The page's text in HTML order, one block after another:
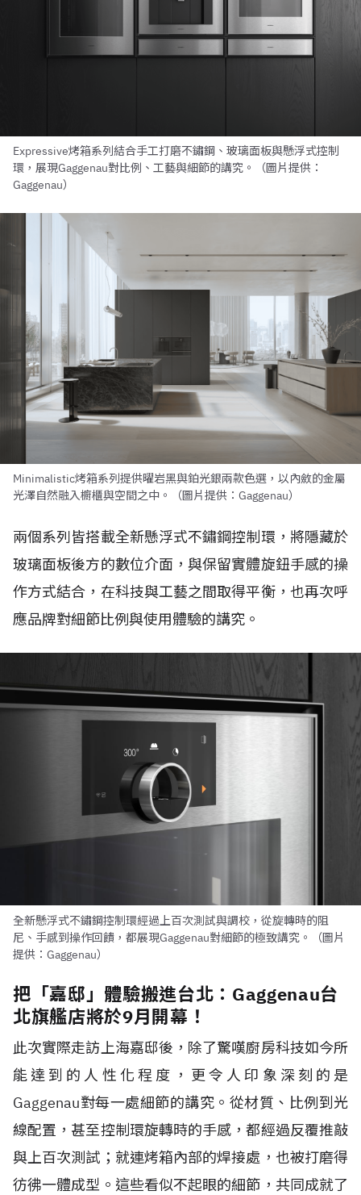
Expressive烤箱系列結合手工打磨不鏽鋼、玻璃面板與懸浮式控制
環，展現Gaggenau對比例、工藝與細節的講究。（圖片提供：
Gaggenau）
Minimalistic烤箱系列提供曜岩黑與鉑光銀兩款色選，以內斂的金屬
光澤自然融入櫥櫃與空間之中。（圖片提供：Gaggenau）
兩個系列皆搭載全新懸浮式不鏽鋼控制環，將隱藏於
玻璃面板後方的數位介面，與保留實體旋鈕手感的操
作方式結合，在科技與工藝之間取得平衡，也再次呼
應品牌對細節比例與使用體驗的講究。
全新懸浮式不鏽鋼控制環經過上百次測試與調校，從旋轉時的阻
尼、手感到操作回饋，都展現Gaggenau對細節的極致講究。（圖片
提供：Gaggenau）
把「嘉邸」體驗搬進台北：Gaggenau台
北旗艦店將於9月開幕！
此次實際走訪上海嘉邸後，除了驚嘆廚房科技如今所
能達到的人性化程度，更令人印象深刻的是
Gaggenau對每一處細節的講究。從材質、比例到光
線配置，甚至控制環旋轉時的手感，都經過反覆推敲
與上百次測試；就連烤箱內部的焊接處，也被打磨得
彷彿一體成型。這些看似不起眼的細節，共同成就了